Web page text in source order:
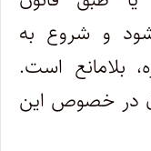
و شروع به
بلامانع است.
این قانون در خصوص این